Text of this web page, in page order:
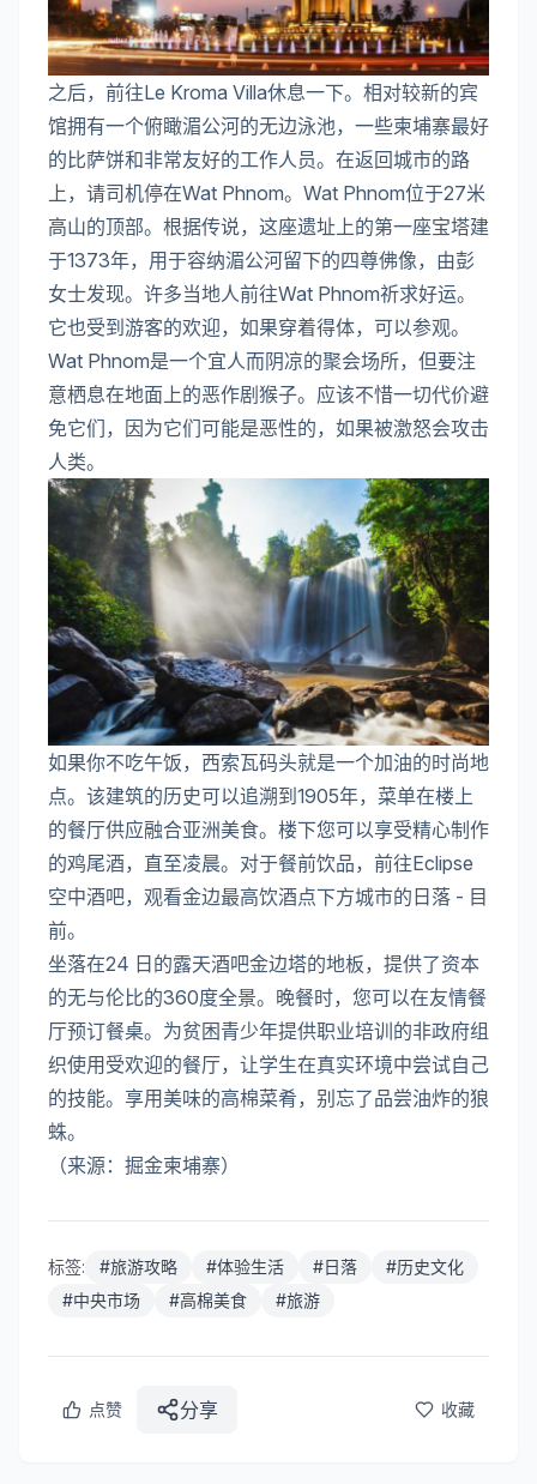
之后，前往Le Kroma Villa休息一下。相对较新的宾
馆拥有一个俯瞰湄公河的无边泳池，一些柬埔寨最好
的比萨饼和非常友好的工作人员。在返回城市的路
上，请司机停在Wat Phnom。Wat Phnom位于27米
高山的顶部。根据传说，这座遗址上的第一座宝塔建
于1373年，用于容纳湄公河留下的四尊佛像，由彭
女士发现。许多当地人前往Wat Phnom祈求好运。
它也受到游客的欢迎，如果穿着得体，可以参观。
Wat Phnom是一个宜人而阴凉的聚会场所，但要注
意栖息在地面上的恶作剧猴子。应该不惜一切代价避
免它们，因为它们可能是恶性的，如果被激怒会攻击
人类。
如果你不吃午饭，西索瓦码头就是一个加油的时尚地
点。该建筑的历史可以追溯到1905年，菜单在楼上
的餐厅供应融合亚洲美食。楼下您可以享受精心制作
的鸡尾酒，直至凌晨。对于餐前饮品，前往Eclipse
空中酒吧，观看金边最高饮酒点下方城市的日落 - 目
前。
坐落在24 日的露天酒吧金边塔的地板，提供了资本
的无与伦比的360度全景。晚餐时，您可以在友情餐
厅预订餐桌。为贫困青少年提供职业培训的非政府组
织使用受欢迎的餐厅，让学生在真实环境中尝试自己
的技能。享用美味的高棉菜肴，别忘了品尝油炸的狼
蛛。
（来源：掘金柬埔寨）
标签: #旅游攻略 #体验生活 #日落 #历史文化
#中央市场 #高棉美食 #旅游
点赞 分享 收藏